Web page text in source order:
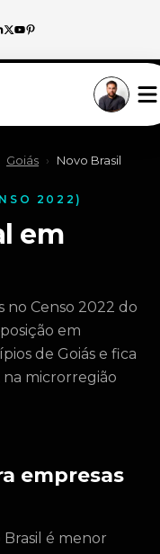
Goiás › Novo Brasil
2022)
em
no Censo 2022 do
em
de Goiás e fica
na microrregião
empresas
é menor